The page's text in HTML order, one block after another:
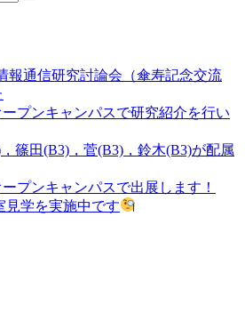
報通信研究討論会（傘寿記念交流
ープンキャンパスで研究紹介を行い
篠田(B3)，菅(B3)，鈴木(B3)が配属
ープンキャンパスで出展します！
見学を実施中です